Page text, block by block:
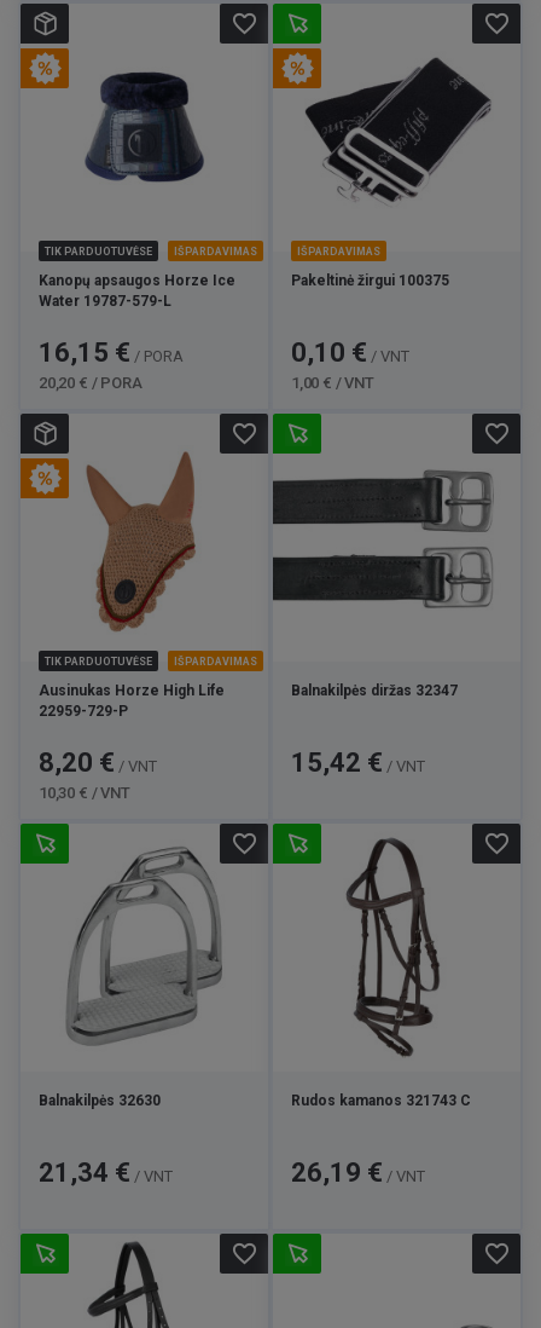
TIK PARDUOTUVĖSE IŠPARDAVIMAS
Kanopų apsaugos Horze Ice
Water 19787-579-L
Kaina
16,15 € / PORA
20,20 € / PORA
favorite_border
IŠPARDAVIMAS
Pakeltinė žirgui 100375
Kaina
0,10 € / VNT
1,00 € / VNT
favorite_border
TIK PARDUOTUVĖSE IŠPARDAVIMAS
Ausinukas Horze High Life
22959-729-P
Kaina
8,20 € / VNT
10,30 € / VNT
favorite_border
Balnakilpės diržas 32347
Kaina
15,42 € / VNT
favorite_border
Balnakilpės 32630
Kaina
21,34 € / VNT
favorite_border
Rudos kamanos 321743 C
Kaina
26,19 € / VNT
favorite_border
favorite_border favorite_border